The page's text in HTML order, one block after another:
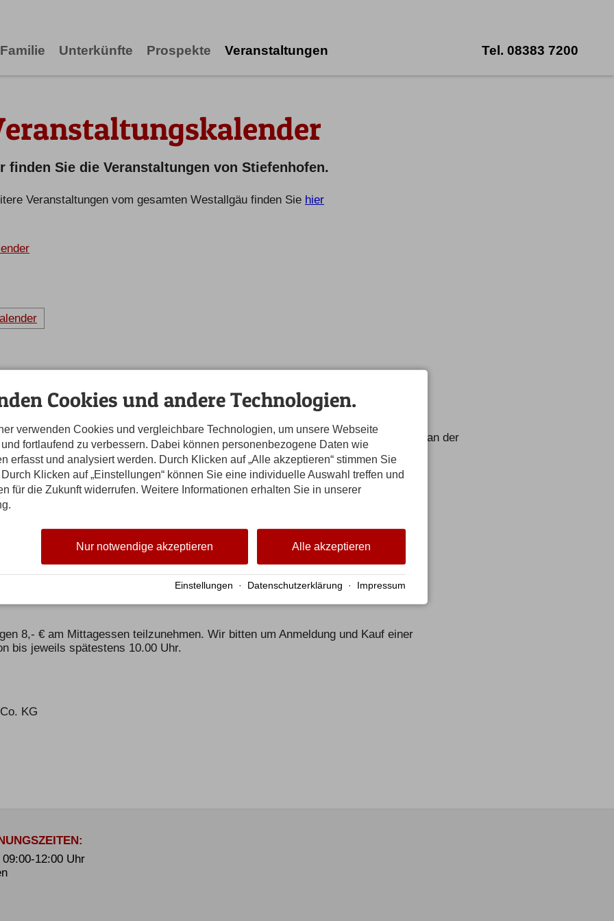
Familie Unterkünfte Prospekte Veranstaltungen Tel. 08383 7200
finden Sie die Veranstaltungen von Stiefenhofen.
Veranstaltungen vom gesamten Westallgäu finden Sie hier
VORTRÄGE in der Hochgrat Klinik
Huchler, Heilpraktiker Psychotherapie, Naturpädagoge
das entsprechende Thema auch angesprochen wird, soll sich vorher noch einmal an der
unserer Patienten auch einmal ein anderes Thema wählen.
8,- € am Mittagessen teilzunehmen. Wir bitten um Anmeldung und Kauf einer
bis jeweils spätestens 10.00 Uhr.
KG
12:00 Uhr
Cookies und andere Technologien.
verwenden Cookies und vergleichbare Technologien, um unsere Webseite
fortlaufend zu verbessern. Dabei können personenbezogene Daten wie
erfasst und analysiert werden. Durch Klicken auf „Alle akzeptieren“ stimmen Sie
Klicken auf „Einstellungen“ können Sie eine individuelle Auswahl treffen und
für die Zukunft widerrufen. Weitere Informationen erhalten Sie in unserer
Alle akzeptieren
Nur notwendige akzeptieren
Einstellungen · Datenschutzerklärung · Impressum